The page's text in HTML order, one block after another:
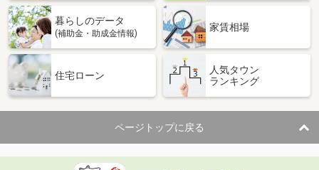
暮らしのデータ
(補助金・助成金情報)
家賃相場
住宅ローン
人気タウン
ランキング
ページトップに戻る